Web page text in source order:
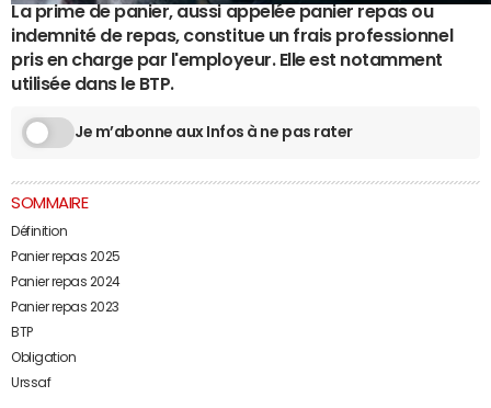
La prime de panier, aussi appelée panier repas ou
indemnité de repas, constitue un frais professionnel
pris en charge par l'employeur. Elle est notamment
utilisée dans le BTP.
Je m’abonne aux Infos à ne pas rater
SOMMAIRE
Définition
Panier repas 2025
Panier repas 2024
Panier repas 2023
BTP
Obligation
Urssaf